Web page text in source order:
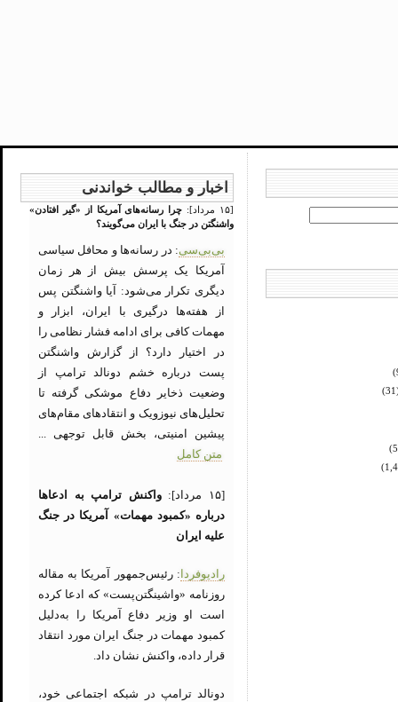
اخبار و مطالب خواندنی
[۱۵ مرداد]:
چرا رسانه‌های آمریکا از «گیر افتادن»
واشنگتن در جنگ با ایران می‌گویند؟
بی‌بی‌سی: در رسانه‌ها و محافل سیاسی
آمریکا یک پرسش بیش از هر زمان
دیگری تکرار می‌شود: آیا واشنگتن پس
از هفته‌ها درگیری با ایران، ابزار و
مهمات کافی برای ادامه فشار نظامی را
در اختیار دارد؟ از گزارش واشنگتن
پست درباره خشم دونالد ترامپ از
وضعیت ذخایر دفاع موشکی گرفته تا
تحلیل‌های نیوزویک و انتقادهای مقام‌های
پیشین امنیتی، بخش قابل توجهی ...
متن کامل
[۱۵ مرداد]:
واکنش ترامپ به ادعاها
درباره «کمبود مهمات» آمریکا در جنگ
علیه ایران
رادیوفردا : رئیس‌جمهور آمریکا به مقاله
روزنامه «واشینگتن‌پست» که ادعا کرده
است او وزیر دفاع آمریکا را به‌دلیل
کمبود مهمات در جنگ ایران مورد انتقاد
قرار داده، واکنش نشان داد.
دونالد ترامپ در شبکه اجتماعی خود،